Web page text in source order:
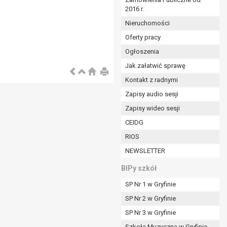
2016 r.
Nieruchomości
Oferty pracy
Ogłoszenia
Jak załatwić sprawę
Kontakt z radnymi
Zapisy audio sesji
Zapisy wideo sesji
CEIDG
RIOS
NEWSLETTER
BIPy szkół
SP Nr 1 w Gryfinie
SP Nr 2 w Gryfinie
SP Nr 3 w Gryfinie
(Dz.U. z 2017r., poz. 1875 ze zm.) oraz z
i celu określonym w treści zgody.
odbiorcom lub kategoriom odbiorców danych
z terminami archiwizacji określonymi przez
czasu wycofania tej zgody.
do realizacji zawartej umowy, a po tym
na przetwarzanie danych po zakończeniu i
z umowy o dofinansowanie zawartej między